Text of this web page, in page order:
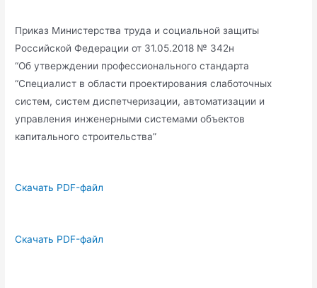
Приказ Министерства труда и социальной защиты
Российской Федерации от 31.05.2018 № 342н
“Об утверждении профессионального стандарта
“Специалист в области проектирования слаботочных
систем, систем диспетчеризации, автоматизации и
управления инженерными системами объектов
капитального строительства”
Скачать PDF-файл
Скачать PDF-файл